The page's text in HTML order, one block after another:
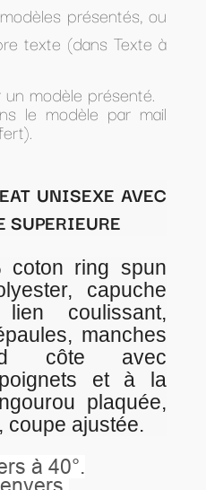
présentés, ou
texte (dans Texte à
modèle présenté.
le modèle par mail
UNISEXE AVEC
SUPERIEURE
coton ring spun
capuche
coulissant,
manches
côte avec
et à la
plaquée,
coupe ajustée.
à 40°.